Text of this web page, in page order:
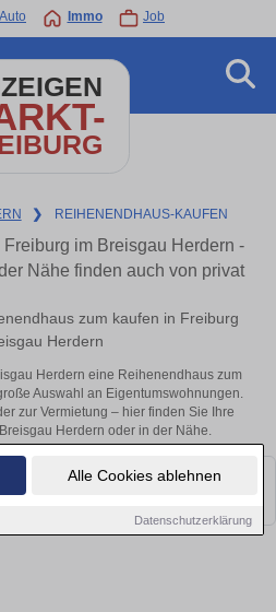
Alle Cookies ablehnen
Datenschutzerklärung
Auto Immo Job
❯ REIHENENDHAUS-KAUFEN
im Breisgau Herdern -
Nähe finden auch von privat
zum kaufen in Freiburg
Herdern
Herdern eine Reihenendhaus zum
Auswahl an Eigentumswohnungen.
zur Vermietung – hier finden Sie Ihre
Herdern oder in der Nähe.
Objekte finden. Schauen Sie